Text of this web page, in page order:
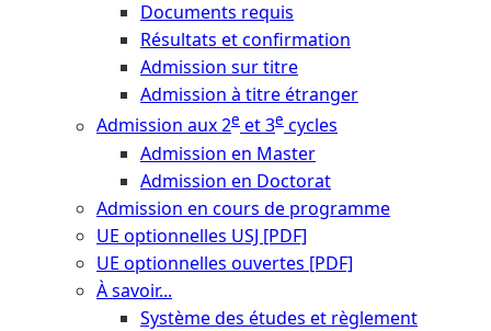
Documents requis
Résultats et confirmation
Admission sur titre
Admission à titre étranger
Admission aux 2e et 3e cycles
Admission en Master
Admission en Doctorat
Admission en cours de programme
UE optionnelles USJ [PDF]
UE optionnelles ouvertes [PDF]
À savoir...
Système des études et règlement